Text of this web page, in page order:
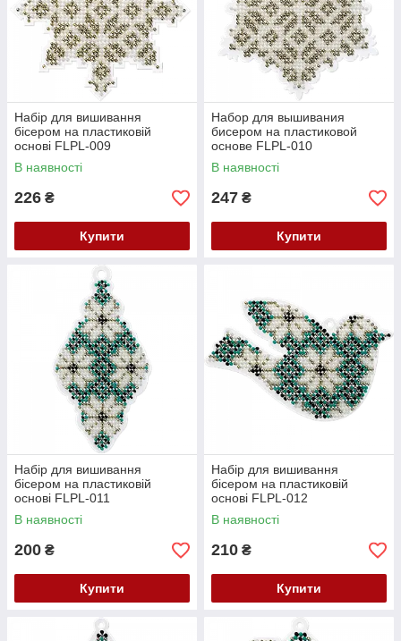
Набір для вишивання
бісером на пластиковій
основі FLPL-009
В наявності
226 ₴
Купити
Набор для вышивания
бисером на пластиковой
основе FLPL-010
В наявності
247 ₴
Купити
Набір для вишивання
бісером на пластиковій
основі FLPL-011
В наявності
200 ₴
Купити
Набір для вишивання
бісером на пластиковій
основі FLPL-012
В наявності
210 ₴
Купити